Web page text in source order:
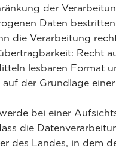
der
Daten
die Verarbeitung
Recht
lesbaren Format
der Grundlage
bei einer
die
des Landes, in dem